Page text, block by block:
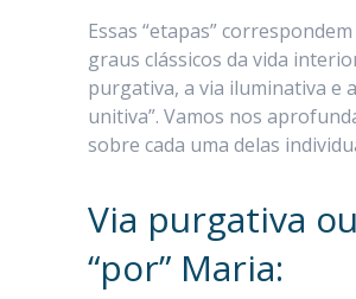
Essas “etapas”
graus clássicos da vida
purgativa, a via iluminativa e
unitiva”. Vamos nos
sobre cada uma delas
Via purgativa ou
“por” Maria: